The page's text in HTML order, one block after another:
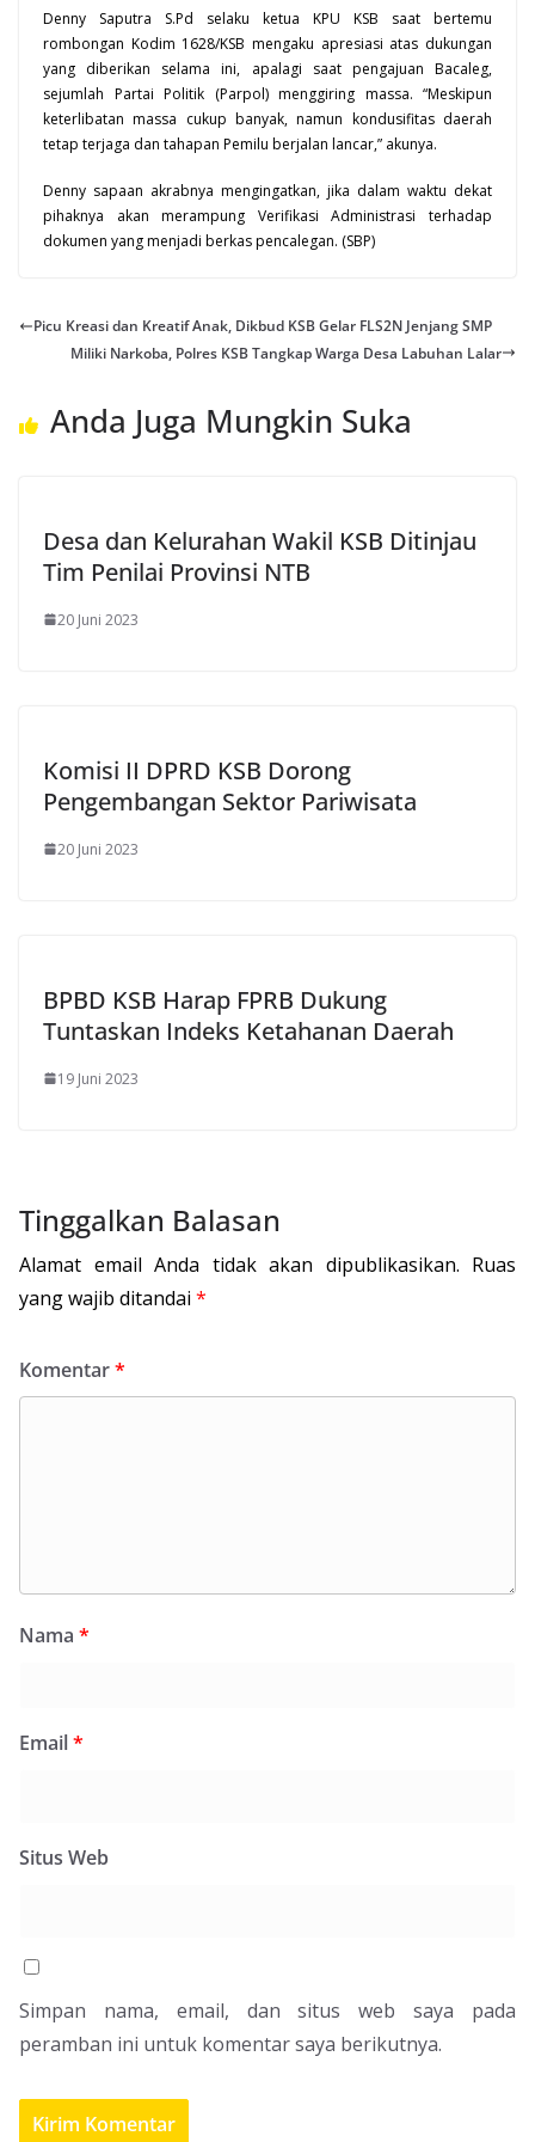
Denny Saputra S.Pd selaku ketua KPU KSB saat bertemu
rombongan Kodim 1628/KSB mengaku apresiasi atas dukungan
yang diberikan selama ini, apalagi saat pengajuan Bacaleg,
sejumlah Partai Politik (Parpol) menggiring massa. “Meskipun
keterlibatan massa cukup banyak, namun kondusifitas daerah
tetap terjaga dan tahapan Pemilu berjalan lancar,” akunya.
Denny sapaan akrabnya mengingatkan, jika dalam waktu dekat
pihaknya akan merampung Verifikasi Administrasi terhadap
dokumen yang menjadi berkas pencalegan. (SBP)
Picu Kreasi dan Kreatif Anak, Dikbud KSB Gelar FLS2N Jenjang SMP
Miliki Narkoba, Polres KSB Tangkap Warga Desa Labuhan Lalar
Anda Juga Mungkin Suka
Desa dan Kelurahan Wakil KSB Ditinjau
Tim Penilai Provinsi NTB
20 Juni 2023
Komisi II DPRD KSB Dorong
Pengembangan Sektor Pariwisata
20 Juni 2023
BPBD KSB Harap FPRB Dukung
Tuntaskan Indeks Ketahanan Daerah
19 Juni 2023
Tinggalkan Balasan
Alamat email Anda tidak akan dipublikasikan. Ruas
yang wajib ditandai *
Komentar*
Nama *
Email*
Situs Web
Simpan nama, email, dan situs web saya pada
peramban ini untuk komentar saya berikutnya.
Pemerintah KSB Masih Kaji Status Penerbitan